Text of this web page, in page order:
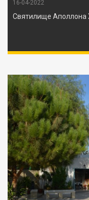
16-04-2022
Святилище Аполлона